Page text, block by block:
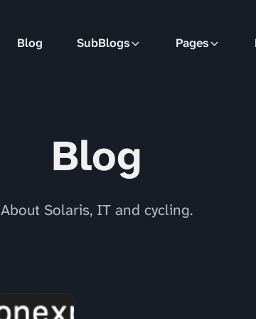
Blog SubBlogs Pages
Blog
About Solaris, IT and cycling.